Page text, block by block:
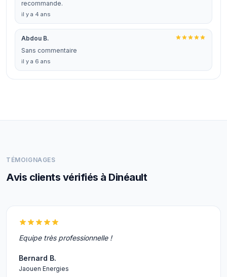
recommande.
il y a 4 ans
Abdou B.
Sans commentaire
il y a 6 ans
TÉMOIGNAGES
Avis clients vérifiés à Dinéault
Equipe très professionnelle !
Bernard B.
Jaouen Energies